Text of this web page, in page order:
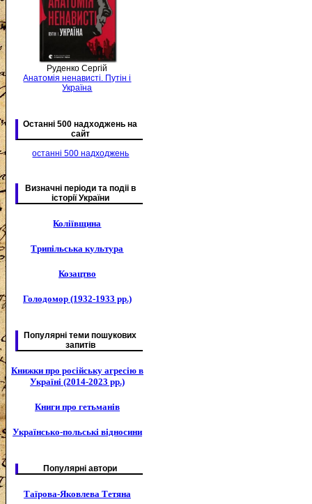
Руденко Сергій
Анатомія ненависті. Путін і
Україна
Останні 500 надходжень на
сайт
останні 500 надходжень
Визначні періоди та подіі в
історії України
Коліївщина
Трипільська культура
Козацтво
Голодомор (1932-1933 рр.)
Популярні теми пошукових
запитів
Книжки про російську агресію в
Україні (2014-2023 рр.)
Книги про гетьманів
Українсько-польські відносини
Популярні автори
Таїрова-Яковлева Тетяна